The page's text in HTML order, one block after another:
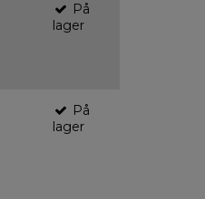
På
lager
På
lager